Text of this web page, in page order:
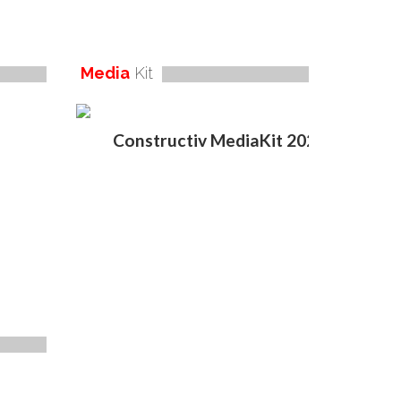
Media Kit
Constructiv MediaKit 2020